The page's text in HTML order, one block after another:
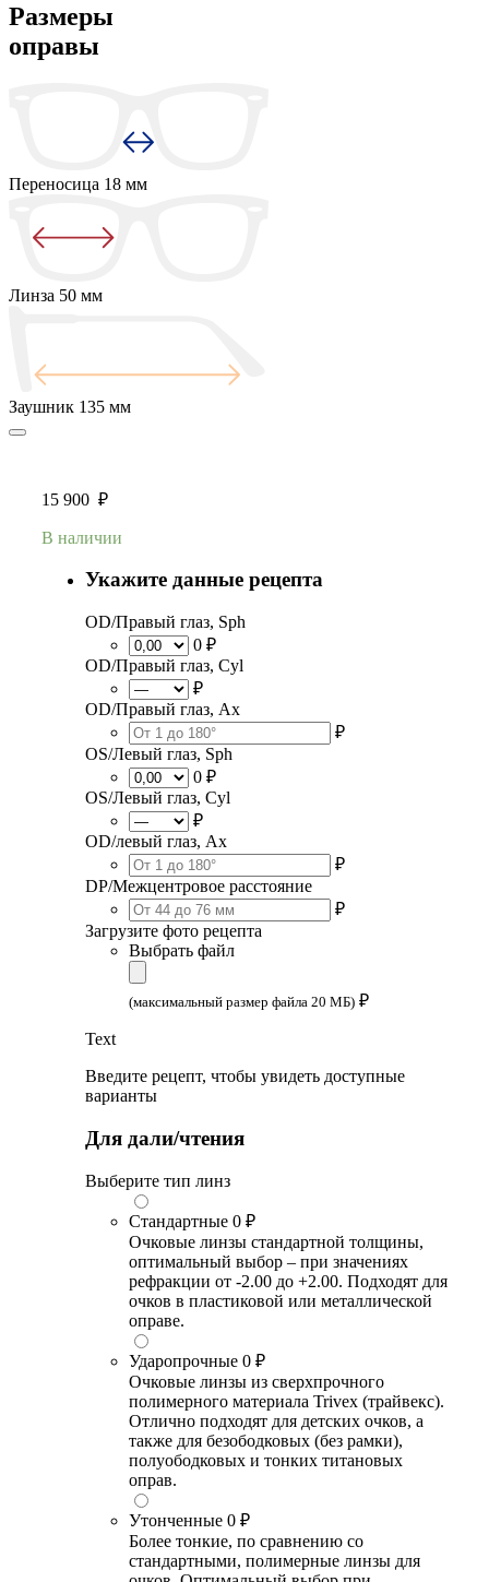
Размеры
оправы
Переносица 18 мм
Линза 50 мм
Заушник 135 мм
15 900 ₽
В наличии
Укажите данные рецепта
OD/Правый глаз, Sph
0 ₽
OD/Правый глаз, Cyl
₽
OD/Правый глаз, Ax
₽
OS/Левый глаз, Sph
0 ₽
OS/Левый глаз, Cyl
₽
OD/левый глаз, Ax
₽
DP/Межцентровое расстояние
₽
Загрузите фото рецепта
Выбрать файл
(максимальный размер файла 20 МБ) ₽
Text
Введите рецепт, чтобы увидеть доступные
варианты
Для дали/чтения
Выберите тип линз
Стандартные 0 ₽
Очковые линзы стандартной толщины,
оптимальный выбор – при значениях
рефракции от -2.00 до +2.00. Подходят для
очков в пластиковой или металлической
оправе.
Ударопрочные 0 ₽
Очковые линзы из сверхпрочного
полимерного материала Trivex (трайвекс).
Отлично подходят для детских очков, а
также для безободковых (без рамки),
полуободковых и тонких титановых
оправ.
Утонченные 0 ₽
Более тонкие, по сравнению со
стандартными, полимерные линзы для